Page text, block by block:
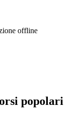
offline
popolari